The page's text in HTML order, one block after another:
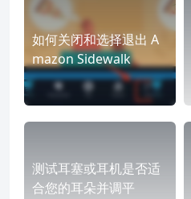
如何关闭和选择退出 A
mazon Sidewalk
测试耳塞或耳机是否适
合您的耳朵并调平